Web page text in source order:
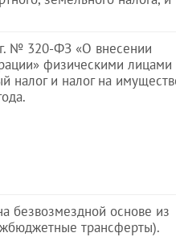
№ 320-ФЗ «О внесении
физическими лицами
налог и налог на
безвозмездной основе из
трансферты).